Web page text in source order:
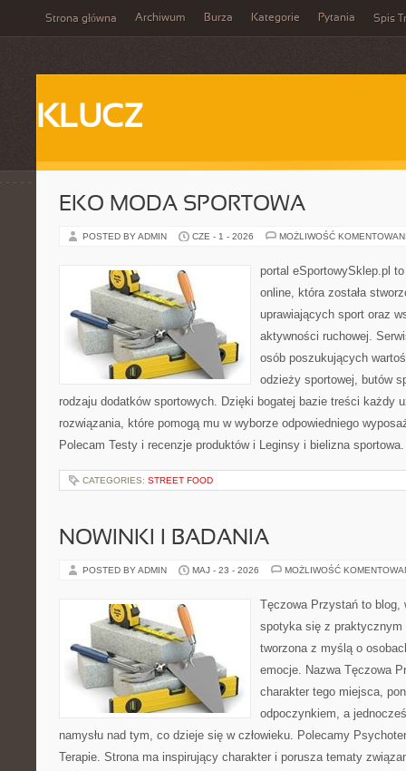
Strona główna Archiwum Burza Kategorie Pytania Spis
KLUCZ
EKO MODA SPORTOWA
POSTED BY ADMIN CZE - 1 - 2026 MOŻLIWOŚĆ
portal eSportowySklep.pl
online, która została
uprawiających sport oraz
aktywności ruchowej.
osób poszukujących
odzieży sportowej, butów
rodzaju dodatków sportowych. Dzięki bogatej bazie treści każdy
rozwiązania, które pomogą mu w wyborze odpowiedniego
Polecam Testy i recenzje produktów i Leginsy i bielizna
CATEGORIES: STREET FOOD
NOWINKI I BADANIA
POSTED BY ADMIN MAJ - 23 - 2026 MOŻLIWOŚĆ
Tęczowa Przystań to
spotyka się z praktycznym
tworzona z myślą o
emocje. Nazwa Tęczowa
charakter tego miejsca,
odpoczynkiem, a
namysłu nad tym, co dzieje się w człowieku. Polecamy
Terapie. Strona ma inspirujący charakter i porusza tematy